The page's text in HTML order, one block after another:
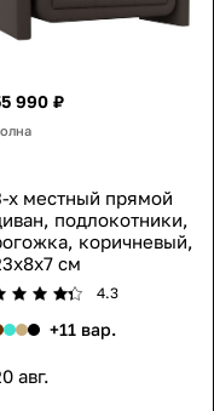
990 ₽
х местный прямой
подлокотники,
коричневый,
см
4.3
+11 вар.
авг.